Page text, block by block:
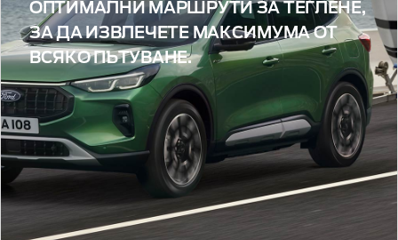
ОПТИМАЛНИ МАРШРУТИ ЗА ТЕГЛЕНЕ,
ЗА ДА ИЗВЛЕЧЕТЕ МАКСИМУМА ОТ
ВСЯКО ПЪТУВАНЕ.